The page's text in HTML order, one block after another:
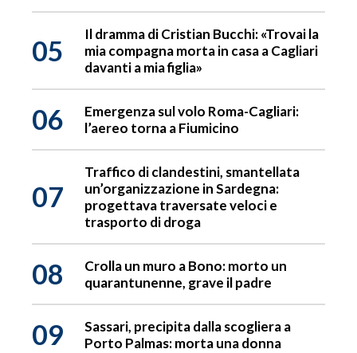
05
Il dramma di Cristian Bucchi: «Trovai la
mia compagna morta in casa a Cagliari
davanti a mia figlia»
06
Emergenza sul volo Roma-Cagliari:
l’aereo torna a Fiumicino
07
Traffico di clandestini, smantellata
un’organizzazione in Sardegna:
progettava traversate veloci e
trasporto di droga
08
Crolla un muro a Bono: morto un
quarantunenne, grave il padre
09
Sassari, precipita dalla scogliera a
Porto Palmas: morta una donna